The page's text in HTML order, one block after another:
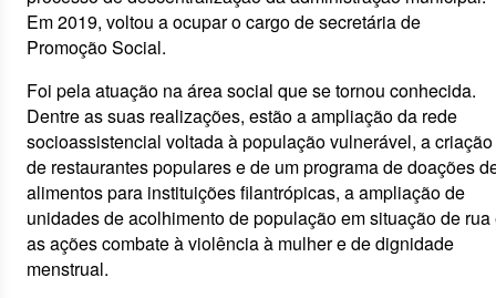
Em 2019, voltou a ocupar o cargo de secretária de
Promoção Social.
Foi pela atuação na área social que se tornou conhecida.
Dentre as suas realizações, estão a ampliação da rede
socioassistencial voltada à população vulnerável, a criação
de restaurantes populares e de um programa de doações
alimentos para instituições filantrópicas, a ampliação de
unidades de acolhimento de população em situação de rua
as ações combate à violência à mulher e de dignidade
menstrual.